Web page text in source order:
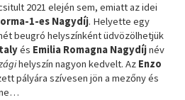
2021 elején sem, emiatt az idei
1-es Nagydíj. Helyette egy
beugró helyszínként üdvözölhetjük
és Emilia Romagna Nagydíjnév
helyszín nagyon kedvelt. Az Enzo
pályára szívesen jön a mezőny és